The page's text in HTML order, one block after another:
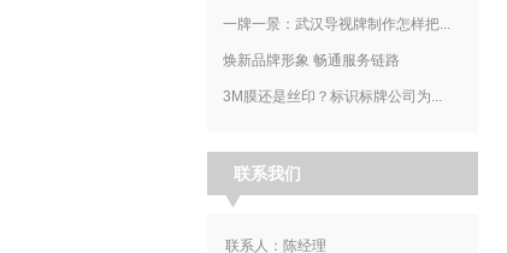
一牌一景：武汉导视牌制作怎样把...
焕新品牌形象 畅通服务链路
3M膜还是丝印？标识标牌公司为...
联系我们
联系人：陈经理